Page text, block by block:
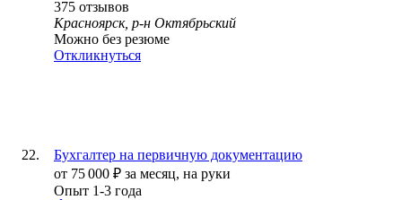
375 отзывов
Красноярск, р-н Октябрьский
Можно без резюме
Откликнуться
Бухгалтер на первичную документацию
от 75 000 ₽ за месяц, на руки
Опыт 1-3 года